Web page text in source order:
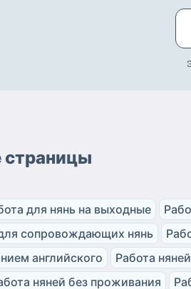
для нянь на выходные
сопровождающих нянь
английского
Работа
няней без проживания